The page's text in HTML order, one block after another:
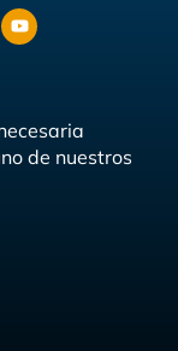
de nuestros